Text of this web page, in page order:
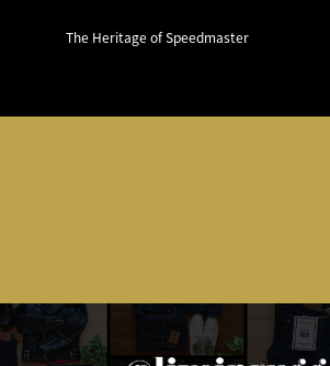
The Heritage of Speedmaster